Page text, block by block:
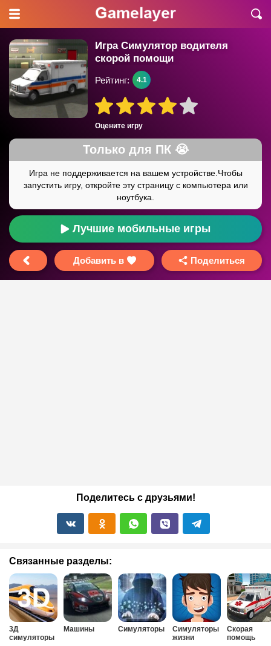
Игра Симулятор водителя
скорой помощи
Оцените игру
Рейтинг: 4.1
Лучшие мобильные игры
Добавить в Поделиться
Поделитесь с друзьями!
Связанные разделы:
3Д
симуляторы
Машины Симуляторы
Симуляторы
жизни
Скорая
помощь